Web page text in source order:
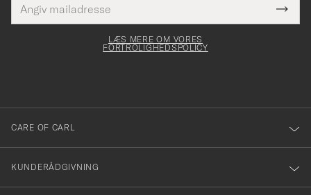
mailadresse
skal
Tack
för
dig
till
vårt
nyhetsbrev!
LÆS MERE OM VORES
FORTROLIGHEDSPOLICY
CARE OF CARL
KUNDERÅDGIVNING